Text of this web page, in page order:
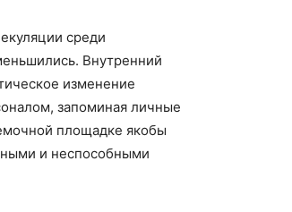
среди
Внутренний
изменение
запоминая личные
площадке якобы
и неспособными